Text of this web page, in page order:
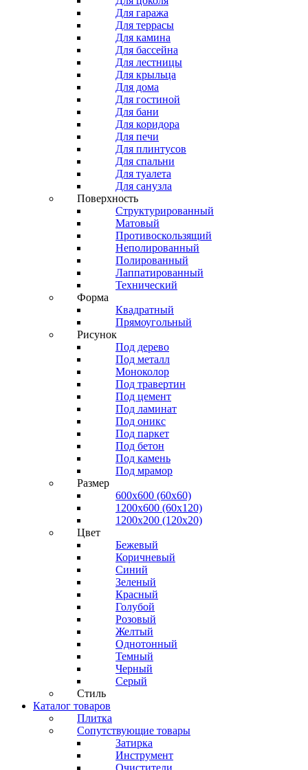
Для гаража
Для террасы
Для камина
Для бассейна
Для лестницы
Для крыльца
Для дома
Для гостиной
Для бани
Для коридора
Для печи
Для плинтусов
Для спальни
Для туалета
Для санузла
Поверхность
Структурированный
Матовый
Противоскользящий
Неполированный
Полированный
Лаппатированный
Технический
Форма
Квадратный
Прямоугольный
Рисунок
Под дерево
Под металл
Моноколор
Под травертин
Под цемент
Под ламинат
Под оникс
Под паркет
Под бетон
Под камень
Под мрамор
Размер
600х600 (60х60)
1200х600 (60х120)
1200х200 (120x20)
Цвет
Бежевый
Коричневый
Синий
Зеленый
Красный
Голубой
Розовый
Желтый
Однотонный
Темный
Черный
Серый
Стиль
Каталог товаров
Плитка
Сопутствующие товары
Затирка
Инструмент
Очистители